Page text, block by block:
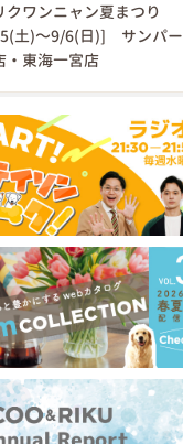
クワンニャン夏まつり
土)～9/6(日)] サンパー
・東海一宮店